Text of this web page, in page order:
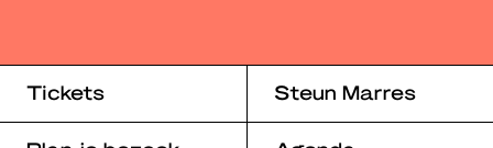
Tickets Steun Marres